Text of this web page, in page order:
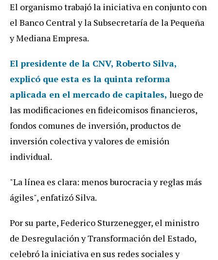
El organismo trabajó la iniciativa en conjunto con
el Banco Central y la Subsecretaría de la Pequeña
y Mediana Empresa.
El presidente de la CNV, Roberto Silva,
explicó que esta es la quinta reforma
aplicada en el mercado de capitales, luego de
las modificaciones en fideicomisos financieros,
fondos comunes de inversión, productos de
inversión colectiva y valores de emisión
individual.
"La línea es clara: menos burocracia y reglas más
ágiles", enfatizó Silva.
Por su parte, Federico Sturzenegger, el ministro
de Desregulación y Transformación del Estado,
celebró la iniciativa en sus redes sociales y